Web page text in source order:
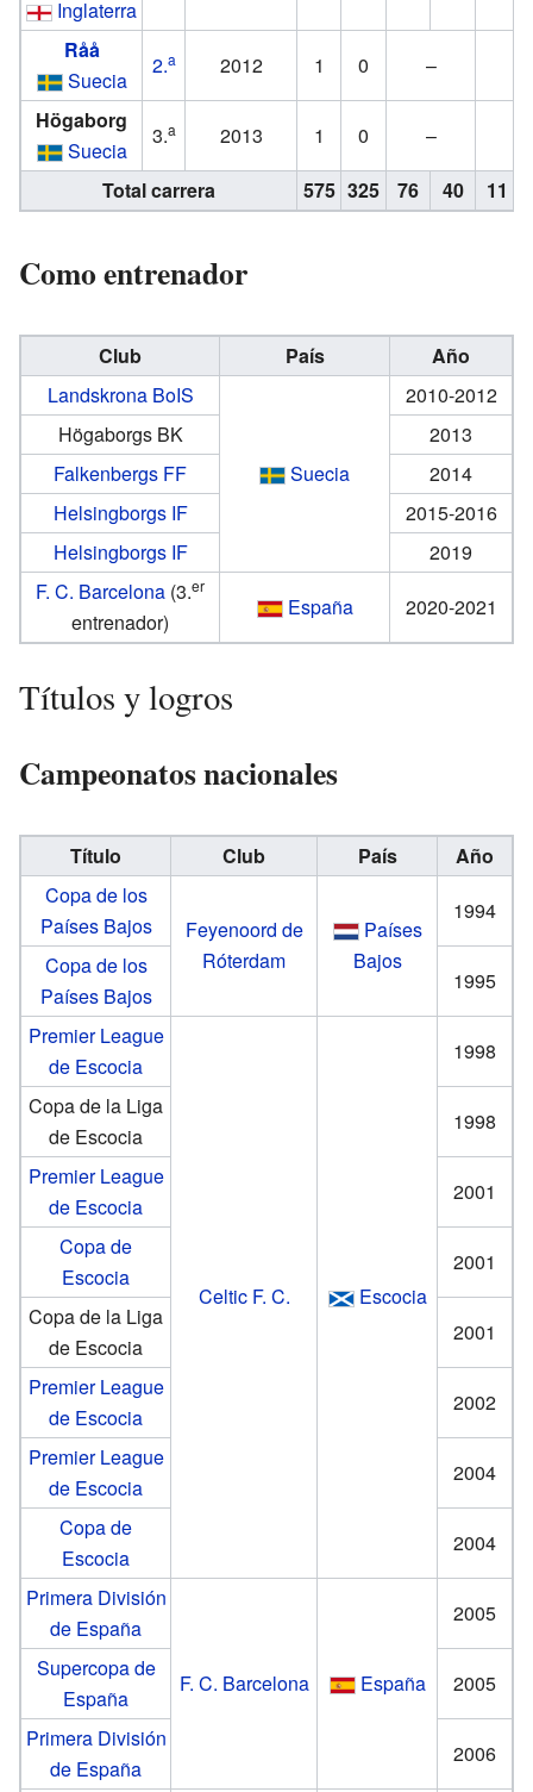
Inglaterra
Råå
Suecia
2.a 2012 1 0 –
Högaborg
Suecia
3.a 2013 1 0 –
Total carrera
575 325 76 40 11
Como entrenador
Club País
Año
Landskrona BoIS
Suecia
2010-2012
Högaborgs BK
2013
Falkenbergs FF
2014
Helsingborgs IF
2015-2016
Helsingborgs IF
2019
F. C. Barcelona (3.er
entrenador)
España 2020-2021
Títulos y logros
Campeonatos nacionales
Título Club País
Año
Copa de los
Países Bajos
Feyenoord de
Róterdam
Países
Bajos
1994
Copa de los
Países Bajos
1995
Premier League
de Escocia
Celtic F. C. Escocia
1998
Copa de la Liga
de Escocia
1998
Premier League
de Escocia
2001
Copa de
Escocia
2001
Copa de la Liga
de Escocia
2001
Premier League
de Escocia
2002
Premier League
de Escocia
2004
Copa de
Escocia
2004
Primera División
de España
F. C. Barcelona
España
2005
Supercopa de
España
2005
Primera División
de España
2006